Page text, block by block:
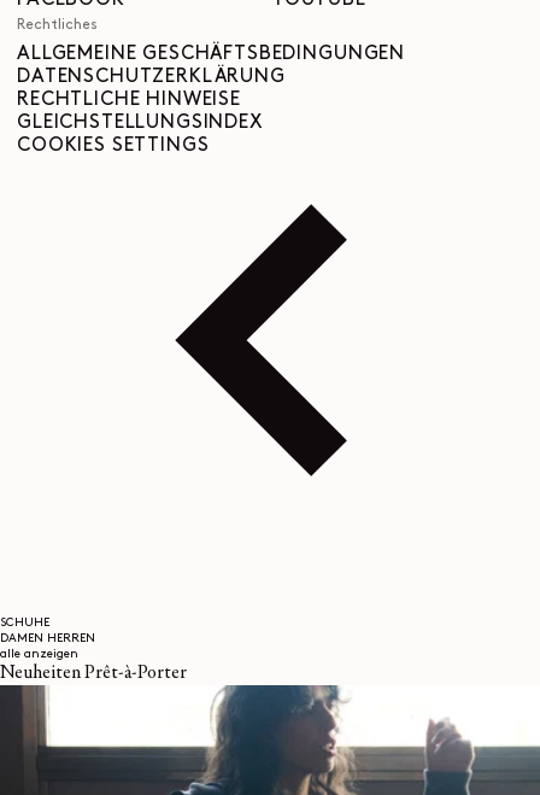
SCHUHE
DAMEN
HERREN
alle anzeigen
Neuheiten Prêt-à-Porter
Rechtliches
ALLGEMEINE GESCHÄFTSBEDINGUNGEN
DATENSCHUTZERKLÄRUNG
RECHTLICHE HINWEISE
GLEICHSTELLUNGSINDEX
COOKIES SETTINGS